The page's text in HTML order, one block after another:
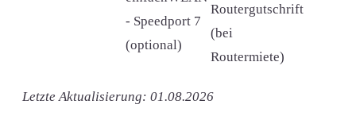
- Speedport 7
(optional)
Routergutschrift
(bei
Routermiete)
Letzte Aktualisierung: 01.08.2026